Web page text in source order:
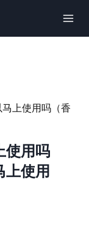
上使用吗（香
使用吗
上使用